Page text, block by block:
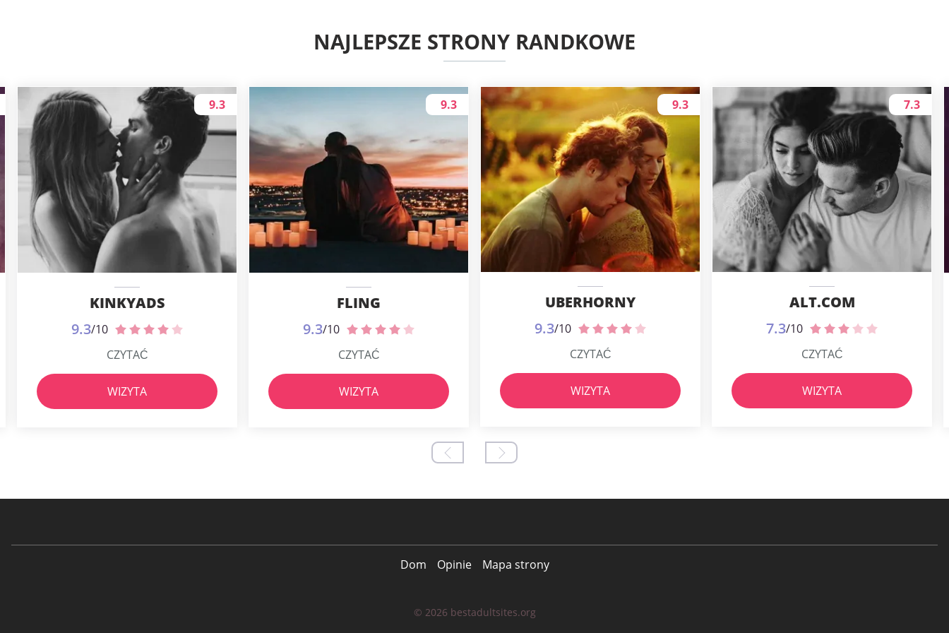
NAJLEPSZE STRONY RANDKOWE
KINKYADS
9.3/10
9.3
CZYTAĆ
WIZYTA
FLING
9.3/10
9.3
CZYTAĆ
WIZYTA
UBERHORNY
9.3/10
9.3
CZYTAĆ
WIZYTA
ALT.COM
7.3/10
7.3
CZYTAĆ
WIZYTA
Dom Opinie Mapa strony
© 2026 bestadultsites.org